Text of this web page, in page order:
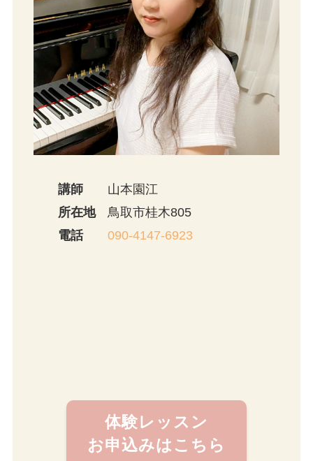
講師
山本園江
所在地
鳥取市桂木805
電話
090-4147-6923
体験レッスン
お申込みはこちら